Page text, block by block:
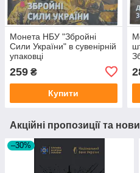
Монета НБУ "Збройні
Сили України" в сувенірній
упаковці
259 ₴
Купити
Акційні пропозиції та
–30%